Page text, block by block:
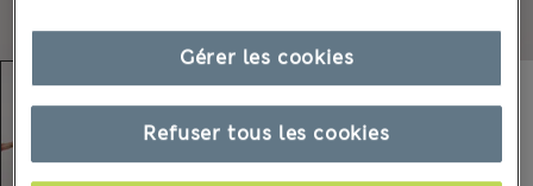
Refuser tous les cookies
Gérer les cookies